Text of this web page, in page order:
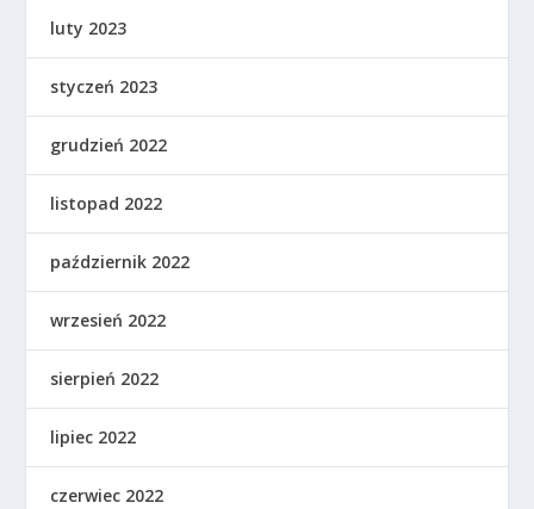
luty 2023
styczeń 2023
grudzień 2022
listopad 2022
październik 2022
wrzesień 2022
sierpień 2022
lipiec 2022
czerwiec 2022